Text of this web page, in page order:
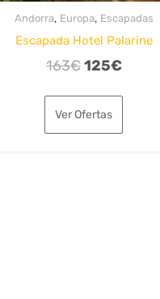
Andorra, Europa, Escapadas
Escapada Hotel Palarine
163€El
original
era:
125€El
es:
Ver Ofertas